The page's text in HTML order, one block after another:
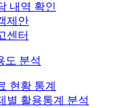
내역 확인
제안
센터
도 분석
현황 통계
별 활용통계 분석